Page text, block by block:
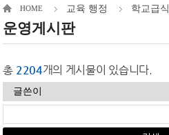
HOME 교육 행정 학교급식
운영게시판
총 2204개의 게시물이 있습니다.